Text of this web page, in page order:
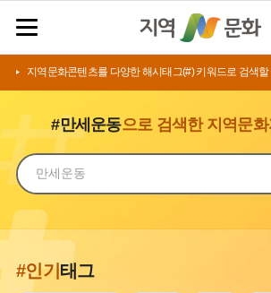
지역문화콘텐츠를 다양한 해시태그(#) 키워드로 검색
#만세운동으로 검색한 지역문
#인기태그